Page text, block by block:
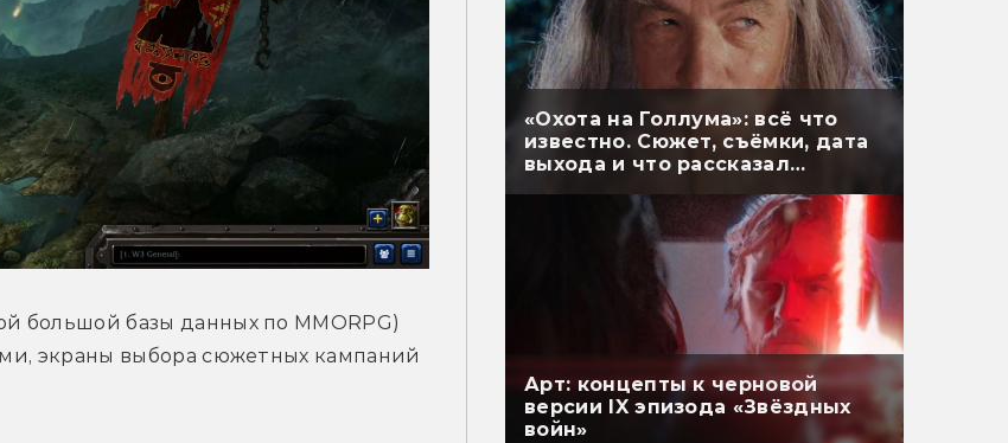
экраны выбора сюжетных кампаний
«Охота на Голлума»: всё что
известно. Сюжет, съёмки, дата
выхода и что рассказал
Арт: концепты к черновой
версии IX эпизода «Звёздных
войн»